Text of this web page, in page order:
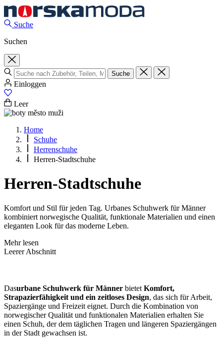
Suche
Suchen
Suche
Einloggen
Leer
Home
Schuhe
Herrenschuhe
Herren-Stadtschuhe
Herren-Stadtschuhe
Komfort und Stil für jeden Tag. Urbanes Schuhwerk für Männer
kombiniert norwegische Qualität, funktionale Materialien und einen
eleganten Look für das moderne Leben.
Mehr lesen
Leerer Abschnitt
Dasurbane Schuhwerk für Männer bietet Komfort,
Strapazierfähigkeit und ein zeitloses Design, das sich für Arbeit,
Spaziergänge und Freizeit eignet. Durch die Kombination von
norwegischer Qualität und funktionalen Materialien erhalten Sie
einen Schuh, der dem täglichen Tragen und längeren Spaziergängen
in der Stadt gewachsen ist.